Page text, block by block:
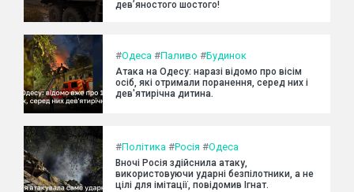
дев’яностого шостого!
#Одеса #Паливо #Будинок
Атака на Одесу: наразі відомо про вісім
осіб, які отримали поранення, серед них і
дев'ятирічна дитина.
#Політика #Росія #Одеса
Вночі Росія здійснила атаку,
використовуючи ударні безпілотники, а не
цілі для імітації, повідомив Ігнат.